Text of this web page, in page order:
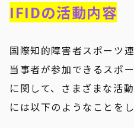
IFIDの活動内容
国際知的障害者スポーツ
当事者が参加できるスポ
に関して、さまざまな活
には以下のようなことをし